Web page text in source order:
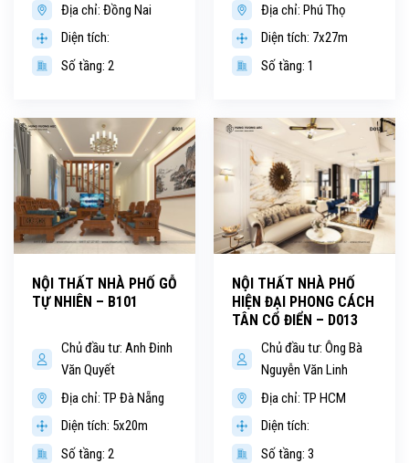
Địa chỉ: Đồng Nai
Diện tích:
Số tầng: 2
Địa chỉ: Phú Thọ
Diện tích: 7x27m
Số tầng: 1
NỘI THẤT NHÀ PHỐ GỖ
TỰ NHIÊN – B101
Chủ đầu tư: Anh Đinh
Văn Quyết
Địa chỉ: TP Đà Nẵng
Diện tích: 5x20m
Số tầng: 2
NỘI THẤT NHÀ PHỐ
HIỆN ĐẠI PHONG CÁCH
TÂN CỔ ĐIỂN – D013
Chủ đầu tư: Ông Bà
Nguyễn Văn Linh
Địa chỉ: TP HCM
Diện tích:
Số tầng: 3